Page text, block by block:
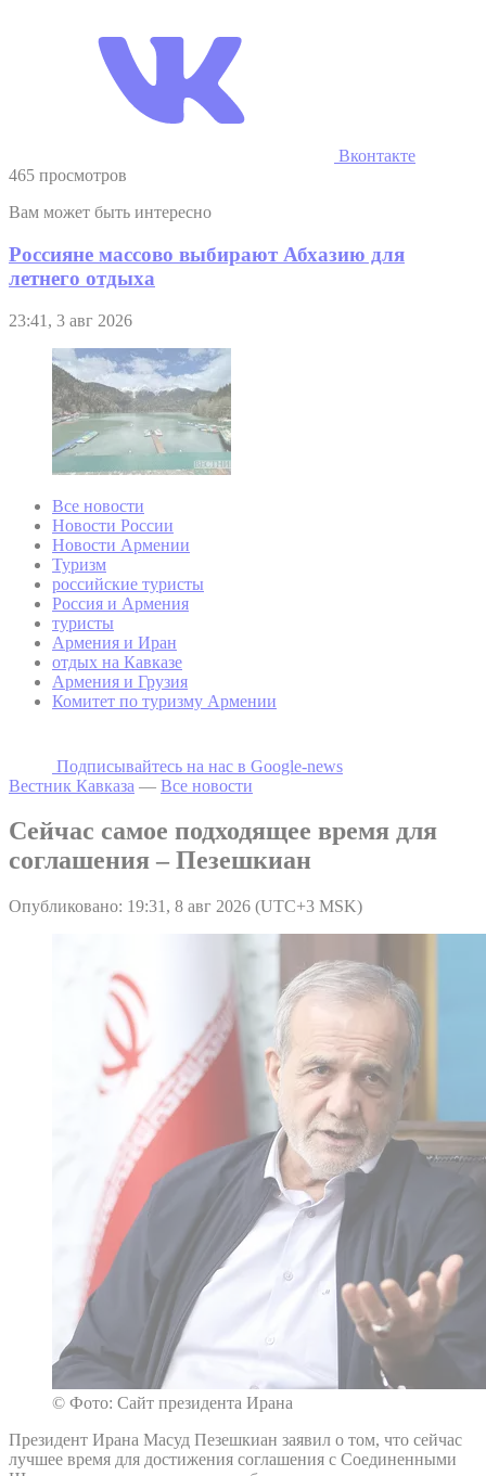
Вконтакте
465 просмотров
Вам может быть интересно
Россияне массово выбирают Абхазию для
летнего отдыха
23:41, 3 авг 2026
Все новости
Новости России
Новости Армении
Туризм
российские туристы
Россия и Армения
туристы
Армения и Иран
отдых на Кавказе
Армения и Грузия
Комитет по туризму Армении
Подписывайтесь на наc в Google-news
Вестник Кавказа — Все новости
Сейчас самое подходящее время для
соглашения – Пезешкиан
Опубликовано: 19:31, 8 авг 2026 (UTC+3 MSK)
© Фото: Сайт президента Ирана
Президент Ирана Масуд Пезешкиан заявил о том, что сейчас
лучшее время для достижения соглашения с Соединенными